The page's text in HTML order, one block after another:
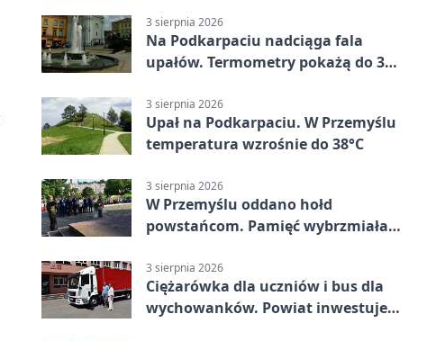
3 sierpnia 2026
Na Podkarpaciu nadciąga fala
upałów. Termometry pokażą do 36
3 sierpnia 2026
Upał na Podkarpaciu. W Przemyślu
temperatura wzrośnie do 38°C
3 sierpnia 2026
W Przemyślu oddano hołd
powstańcom. Pamięć wybrzmiała
3 sierpnia 2026
Ciężarówka dla uczniów i bus dla
wychowanków. Powiat inwestuje